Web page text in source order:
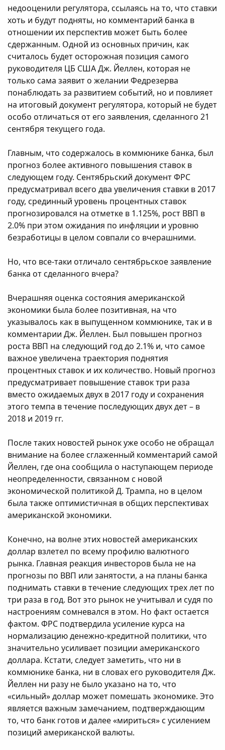
недооценили регулятора, ссылаясь на то, что ставки
хоть и будут подняты, но комментарий банка в
отношении их перспектив может быть более
сдержанным. Одной из основных причин, как
считалось будет осторожная позиция самого
руководителя ЦБ США Дж. Йеллен, которая не
только сама заявит о желании Федрезерва
понаблюдать за развитием событий, но и повлияет
на итоговый документ регулятора, который не будет
особо отличаться от его заявления, сделанного 21
сентября текущего года.
Главным, что содержалось в коммюнике банка, был
прогноз более активного повышения ставок в
следующем году. Сентябрьский документ ФРС
предусматривал всего два увеличения ставки в 2017
году, срединный уровень процентных ставок
прогнозировался на отметке в 1.125%, рост ВВП в
2.0% при этом ожидания по инфляции и уровню
безработицы в целом совпали со вчерашними.
Но, что все-таки отличало сентябрьское заявление
банка от сделанного вчера?
Вчерашняя оценка состояния американской
экономики была более позитивная, на что
указывалось как в выпущенном коммюнике, так и в
комментарии Дж. Йеллен. Был повышен прогноз
роста ВВП на следующий год до 2.1% и, что самое
важное увеличена траектория поднятия
процентных ставок и их количество. Новый прогноз
предусматривает повышение ставок три раза
вместо ожидаемых двух в 2017 году и сохранения
этого темпа в течение последующих двух дет – в
2018 и 2019 гг.
После таких новостей рынок уже особо не обращал
внимание на более сглаженный комментарий самой
Йеллен, где она сообщила о наступающем периоде
неопределенности, связанном с новой
экономической политикой Д. Трампа, но в целом
была также оптимистичная в общих перспективах
американской экономики.
Конечно, на волне этих новостей американских
доллар взлетел по всему профилю валютного
рынка. Главная реакция инвесторов была не на
прогнозы по ВВП или занятости, а на планы банка
поднимать ставки в течение следующих трех лет по
три раза в год. Вот это рынок не учитывал и судя по
настроениям сомневался в этом. Но факт остается
фактом. ФРС подтвердила усиление курса на
нормализацию денежно-кредитной политики, что
значительно усиливает позиции американского
доллара. Кстати, следует заметить, что ни в
коммюнике банка, ни в словах его руководителя Дж.
Йеллен ни разу не было указано на то, что
«сильный» доллар может помешать экономике. Это
является важным замечанием, подтверждающим
то, что банк готов и далее «мириться» с усилением
позиций американской валюты.